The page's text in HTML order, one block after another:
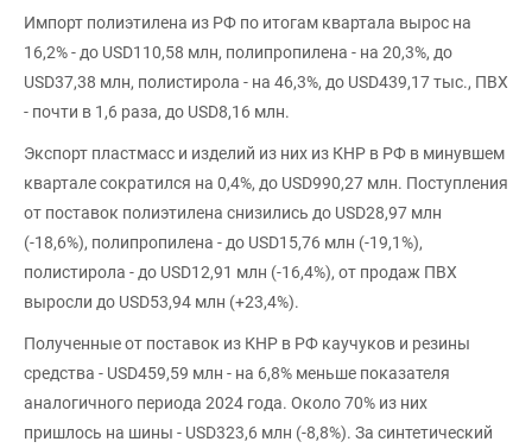
Импорт полиэтилена из РФ по итогам квартала вырос на
16,2% - до USD110,58 млн, полипропилена - на 20,3%, до
USD37,38 млн, полистирола - на 46,3%, до USD439,17 тыс., ПВХ
- почти в 1,6 раза, до USD8,16 млн.
Экспорт пластмасс и изделий из них из КНР в РФ в минувшем
квартале сократился на 0,4%, до USD990,27 млн. Поступления
от поставок полиэтилена снизились до USD28,97 млн
(-18,6%), полипропилена - до USD15,76 млн (-19,1%),
полистирола - до USD12,91 млн (-16,4%), от продаж ПВХ
выросли до USD53,94 млн (+23,4%).
Полученные от поставок из КНР в РФ каучуков и резины
средства - USD459,59 млн - на 6,8% меньше показателя
аналогичного периода 2024 года. Около 70% из них
пришлось на шины - USD323,6 млн (-8,8%). За синтетический